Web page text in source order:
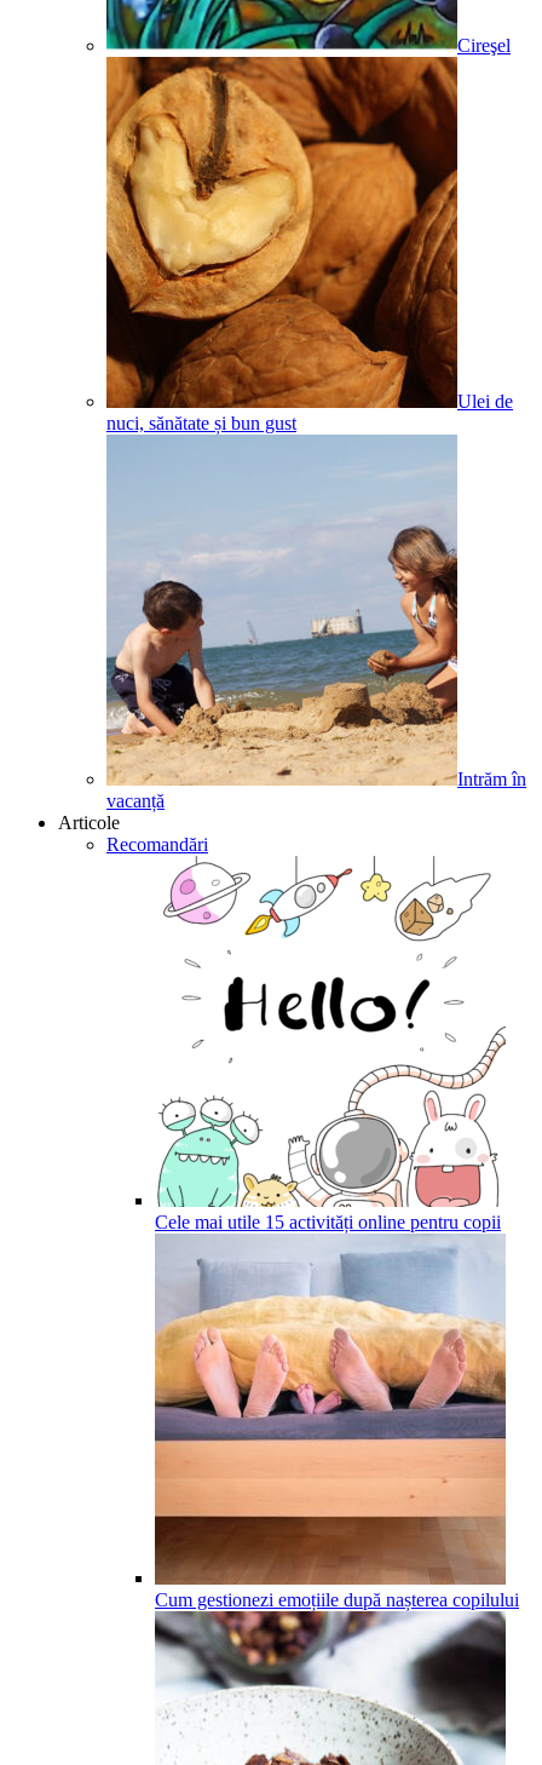
Cireşel
Ulei de
nuci, sănătate și bun gust
Intrăm în
vacanță
Articole
Recomandări
Cele mai utile 15 activități online pentru copii
Cum gestionezi emoțiile după nașterea copilului